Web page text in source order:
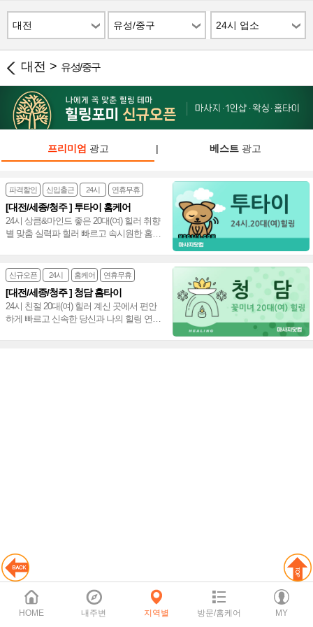
대전 유성/중구 24시 업소
대전 > 유성/중구
프리미엄 광고 | 베스트광고
파격할인 신입출근 24시 연휴무휴
[대전/세종/청주 ] 투타이 홈케어
24시 상큼&마인드 좋은 20대(여) 힐러 취향
별 맞춤 실력파 힐러 빠르고 속시원한 홈타
신규오픈 24시 홈케어 연휴무휴
[대전/세종/청주 ] 청담 홈타이
24시 친절 20대(여) 힐러 계신 곳에서 편안
하게 빠르고 신속한 당신과 나의 힐링 연결
HOME 내주변 지역별 방문/홈케어 MY